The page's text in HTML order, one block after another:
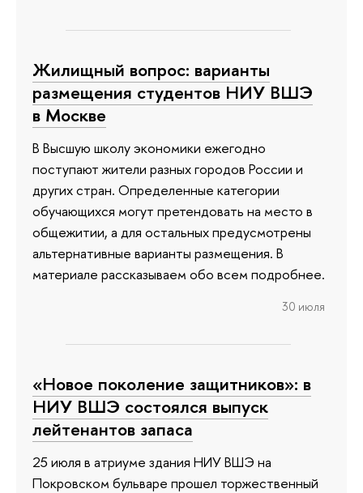
Жилищный вопрос: варианты
размещения студентов НИУ ВШЭ
в Москве
В Высшую школу экономики ежегодно
поступают жители разных городов России и
других стран. Определенные категории
обучающихся могут претендовать на место в
общежитии, а для остальных предусмотрены
альтернативные варианты размещения. В
материале рассказываем обо всем подробнее.
30 июля
«Новое поколение защитников»: в
НИУ ВШЭ состоялся выпуск
лейтенантов запаса
25 июля в атриуме здания НИУ ВШЭ на
Покровском бульваре прошел торжественный